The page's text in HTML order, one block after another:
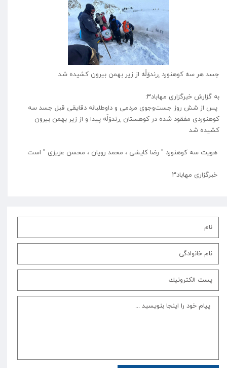
جسد هر سه کوهنورد ڕندۆڵە از زیر بهمن بیرون کشیده شد
به گزارش خبرگزاری مهاباد۳:
پس از شش روز جست‌وجوی مردمی و داوطلبانه دقایقی قبل جسد سه
کوهنوردی مفقود شده در کوهستان ڕندۆڵە پیدا و از زیر بهمن بیرون
کشیده شد
هویت سه کوهنورد " رضا کایشی ، محمد رویان ، محسن عزیزی " است
خبرگزاری مهاباد۳